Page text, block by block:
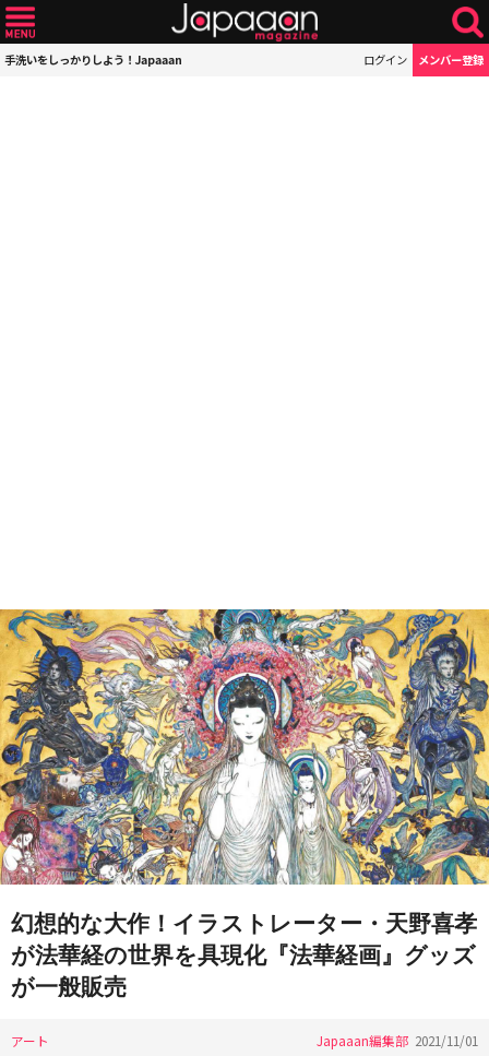
手洗いをしっかりしよう！Japaaan ログイン メンバー登録
幻想的な大作！イラストレーター・天野喜孝
が法華経の世界を具現化『法華経画』グッズ
が一般販売
アート Japaaan編集部 2021/11/01